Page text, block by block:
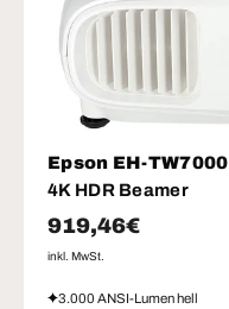
Epson EH-TW7000
4K HDR Beamer
Normaler Preis
919,46€
inkl. MwSt.
3.000 ANSI-Lumen hell